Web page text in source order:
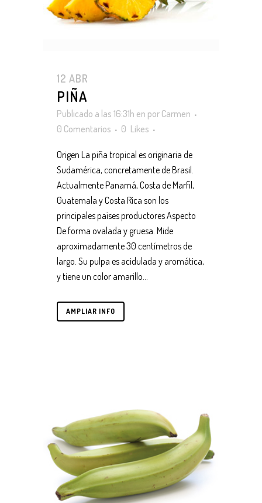
12 ABR
PIÑA
Publicado a las 16:31h en por Carmen
0 Comentarios
0 Likes
Origen La piña tropical es originaria de
Sudamérica, concretamente de Brasil.
Actualmente Panamá, Costa de Marfil,
Guatemala y Costa Rica son los
principales países productores Aspecto
De forma ovalada y gruesa. Mide
aproximadamente 30 centímetros de
largo. Su pulpa es acidulada y aromática,
y tiene un color amarillo...
AMPLIAR INFO